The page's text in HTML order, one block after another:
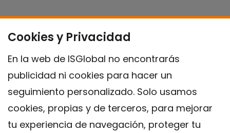
Cookies y Privacidad
En la web de ISGlobal no encontrarás
publicidad ni cookies para hacer un
seguimiento personalizado. Solo usamos
cookies, propias y de terceros, para mejorar
tu experiencia de navegación, proteger tu